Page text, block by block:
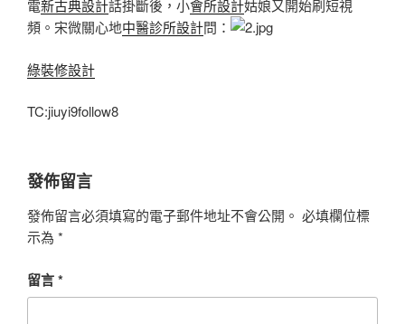
電新古典設計話掛斷後，小會所設計姑娘又開始刷短視
頻。宋微關心地中醫診所設計問：
綠裝修設計
TC:jiuyi9follow8
發佈留言
發佈留言必須填寫的電子郵件地址不會公開。 必填欄位標
示為 *
留言*